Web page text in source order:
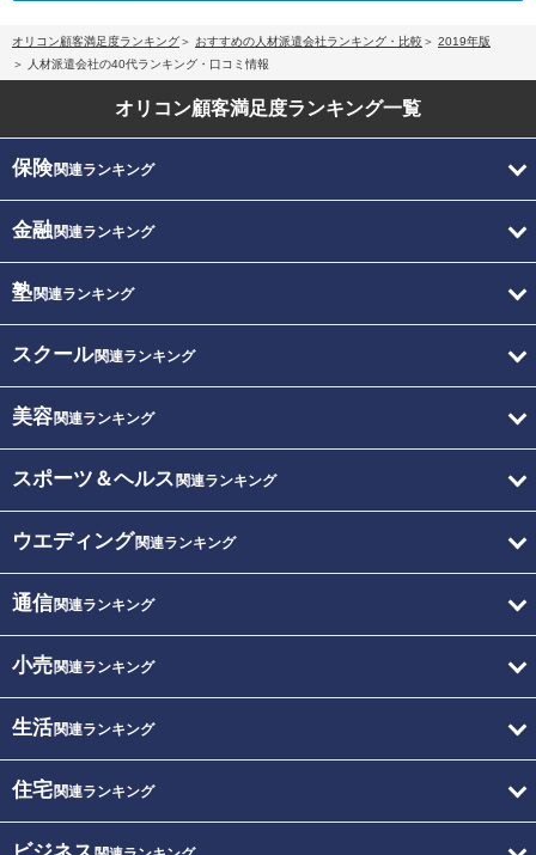
オリコン顧客満足度ランキング おすすめの人材派遣会社ランキング・比較
2019年版
人材派遣会社の40代ランキング・口コミ情報
オリコン顧客満足度ランキング一覧
保険関連ランキング
金融関連ランキング
塾関連ランキング
スクール関連ランキング
美容関連ランキング
スポーツ＆ヘルス 関連ランキング
ウエディング関連ランキング
通信関連ランキング
小売関連ランキング
生活関連ランキング
住宅関連ランキング